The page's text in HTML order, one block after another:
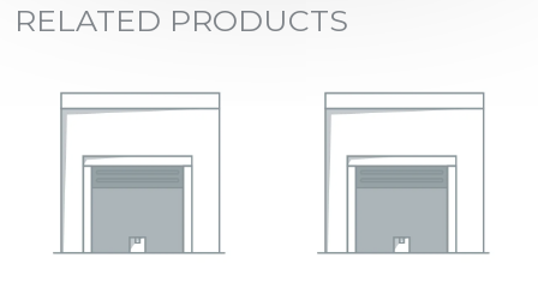
RELATED PRODUCTS